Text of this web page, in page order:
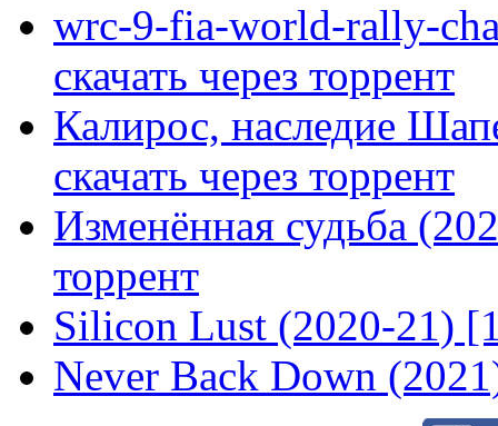
wrc-9-fia-world-rally-
скачать через торрент
Калирос, наследие
скачать через торрент
Изменённая судьба
торрент
Silicon Lust (2020-21)
Never Back Down